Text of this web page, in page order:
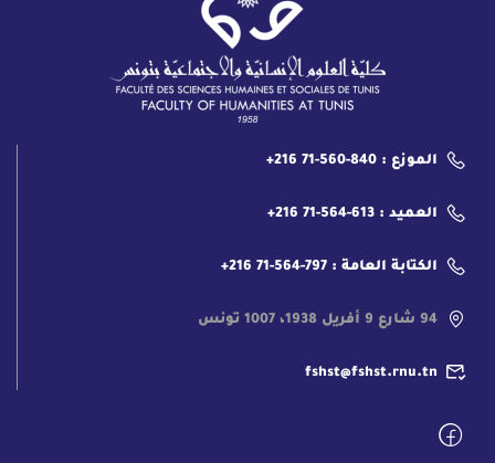
الموزع : 840-560-71 216+
العميد : 613-564-71 216+
الكتابة العامة : 797-564-71 216+
94 شارع 9 أفريل 1938، 1007 تونس
fshst@fshst.rnu.tn